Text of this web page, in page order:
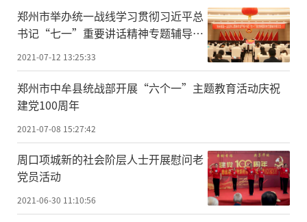
郑州市举办统一战线学习贯彻习近平总
书记“七一”重要讲话精神专题辅导报
2021-07-12 13:25:33
郑州市中牟县统战部开展“六个一”主题教育活动庆祝
建党100周年
2021-07-08 15:27:42
周口项城新的社会阶层人士开展慰问老
党员活动
2021-06-30 11:10:56